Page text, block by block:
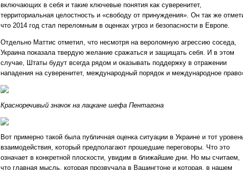
включающих в себя и такие ключевые понятия как суверенитет,
территориальная целостность и «свободу от принуждения». Он так же
что 2014 год стал переломным в оценках угроз и безопасности в Европе.
Отдельно Маттис отметил, что несмотря на вероломную агрессию соседа,
Украина показала твердую желание сражаться и защищать себя. И в этом
случае, Штаты будут всегда рядом и оказывать поддержку в отражении
нападения на суверенитет, международный порядок и международное
Красноречивый значок на лацкане шефа Пентагона
Вот примерно такой была публичная оценка ситуации в Украине и тот
взаимодействия, который предполагают прошедшие переговоры. Что это
означает в конкретной плоскости, увидим в ближайшие дни. Но мы считаем,
что главная мысль, которая прозвучала в Вашингтоне и которая, в нашем